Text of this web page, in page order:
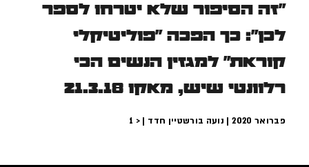
"זה הסיפור שלא יטרחו לספר
לכן": כך הפכה "פוליטיקלי
קוראת" למגזין הנשים הכי
רלוונטי שיש, מאקו 21.3.18
פברואר 2020 | נועה בורשטיין חדד | < 1